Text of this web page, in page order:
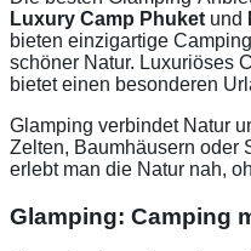
Luxury Camp Phuket und
bieten einzigartige
schöner Natur. Luxuriöses
bietet einen besonderen
Glamping verbindet Natur
Zelten, Baumhäusern oder
erlebt man die Natur nah,
Glamping: Camping